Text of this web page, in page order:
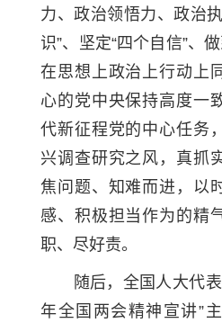
力、政治领悟力、政治
识”、坚定“四个自信”、
在思想上政治上行动上
心的党中央保持高度一
代新征程党的中心任务
兴调查研究之风，真抓
焦问题、知难而进，以
感、积极担当作为的精
职、尽好责。
随后，全国人大代表
年全国两会精神宣讲”